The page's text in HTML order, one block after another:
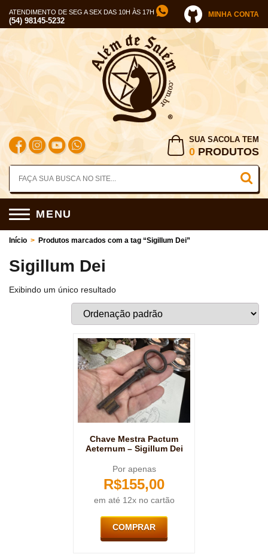
ATENDIMENTO DE SEG A SEX DAS 10H ÀS 17H
(54) 98145-5232
MINHA CONTA
SUA SACOLA TEM
0 PRODUTOS
MENU
Início > Produtos marcados com a tag “Sigillum Dei”
Sigillum Dei
Exibindo um único resultado
Chave Mestra Pactum
Aeternum – Sigillum Dei
Por apenas
R$155,00
em até 12x no cartão
COMPRAR